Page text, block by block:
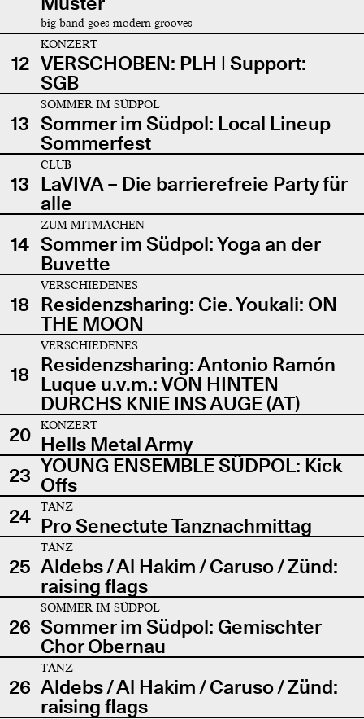
big band goes modern grooves
12
KONZERT
VERSCHOBEN: PLH | Support:
SGB
13
SOMMER IM SÜDPOL
Sommer im Südpol: Local Lineup
Sommerfest
13
CLUB
LaVIVA – Die barrierefreie Party für
alle
14
ZUM MITMACHEN
Sommer im Südpol: Yoga an der
Buvette
18
VERSCHIEDENES
Residenzsharing: Cie. Youkali: ON
THE MOON
18
VERSCHIEDENES
Residenzsharing: Antonio Ramón
Luque u.v.m.: VON HINTEN
DURCHS KNIE INS AUGE (AT)
20
KONZERT
Hells Metal Army
23 YOUNG ENSEMBLE SÜDPOL: Kick
Offs
24
TANZ
Pro Senectute Tanznachmittag
25
TANZ
Aldebs / Al Hakim / Caruso / Zünd:
raising flags
26
SOMMER IM SÜDPOL
Sommer im Südpol: Gemischter
Chor Obernau
26
TANZ
Aldebs / Al Hakim / Caruso / Zünd:
raising flags